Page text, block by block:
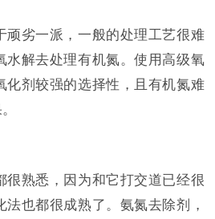
顽劣一派，一般的处理工艺很难
水解去处理有机氮。使用高级氧
化剂较强的选择性，且有机氮难
很熟悉，因为和它打交道已经很
也都很成熟了。氨氮去除剂，